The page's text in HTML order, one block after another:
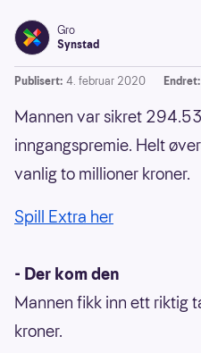
Gro
Synstad
Publisert: 4. februar 2020 Endret:
Mannen var sikret
inngangspremie. Helt
vanlig to millioner kroner.
Spill Extra her
- Der kom den
Mannen fikk inn ett riktig
kroner.